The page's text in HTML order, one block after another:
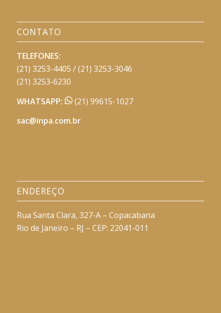
CONTATO
TELEFONES:
(21) 3253-4405 / (21) 3253-3046
(21) 3253-6230
WHATSAPP:
(21) 99615-1027
sac@inpa.com.br
ENDEREÇO
Rua Santa Clara, 327-A – Copacabana
Rio de Janeiro – RJ – CEP: 22041-011